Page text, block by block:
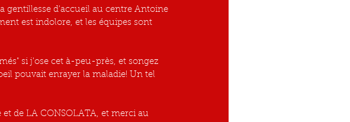
gentillesse d'accueil au centre Antoine
est indolore, et les équipes sont
si j'ose cet à-peu-près, et songez
pouvait enrayer la maladie! Un tel
de LA CONSOLATA, et merci au